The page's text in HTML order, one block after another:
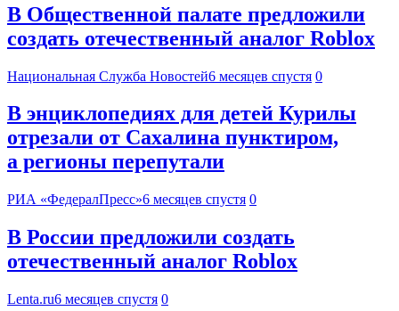
В Общественной палате предложили
создать отечественный аналог Roblox
Национальная Служба Новостей6 месяцев спустя 0
В энциклопедиях для детей Курилы
отрезали от Сахалина пунктиром,
а регионы перепутали
РИА «ФедералПресс»6 месяцев спустя 0
В России предложили создать
отечественный аналог Roblox
Lenta.ru6 месяцев спустя 0